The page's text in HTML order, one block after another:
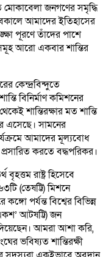
মোকাবেলা জনগণের সমৃদ্ধি
আমাদের ইতিহাসের
পূরণে তাঁদের পাশে
আরো একবার শান্তির
কেন্দ্রবিন্দুতে
বিনির্মাণ কমিশনের
শান্তিরক্ষার মত শান্তি
এসেছে। সামনের
আমাদের মূল্যবোধ
করতে বদ্ধপরিকর।
বৃহত্তম রাষ্ট্র হিসেবে
(তেষট্টি) মিশনে
পর্যন্ত বিশ্বের বিভিন্ন
আটষট্টি) জন
দিয়েছেন। আমরা আশা করি,
ভবিষ্যত শান্তিরক্ষী